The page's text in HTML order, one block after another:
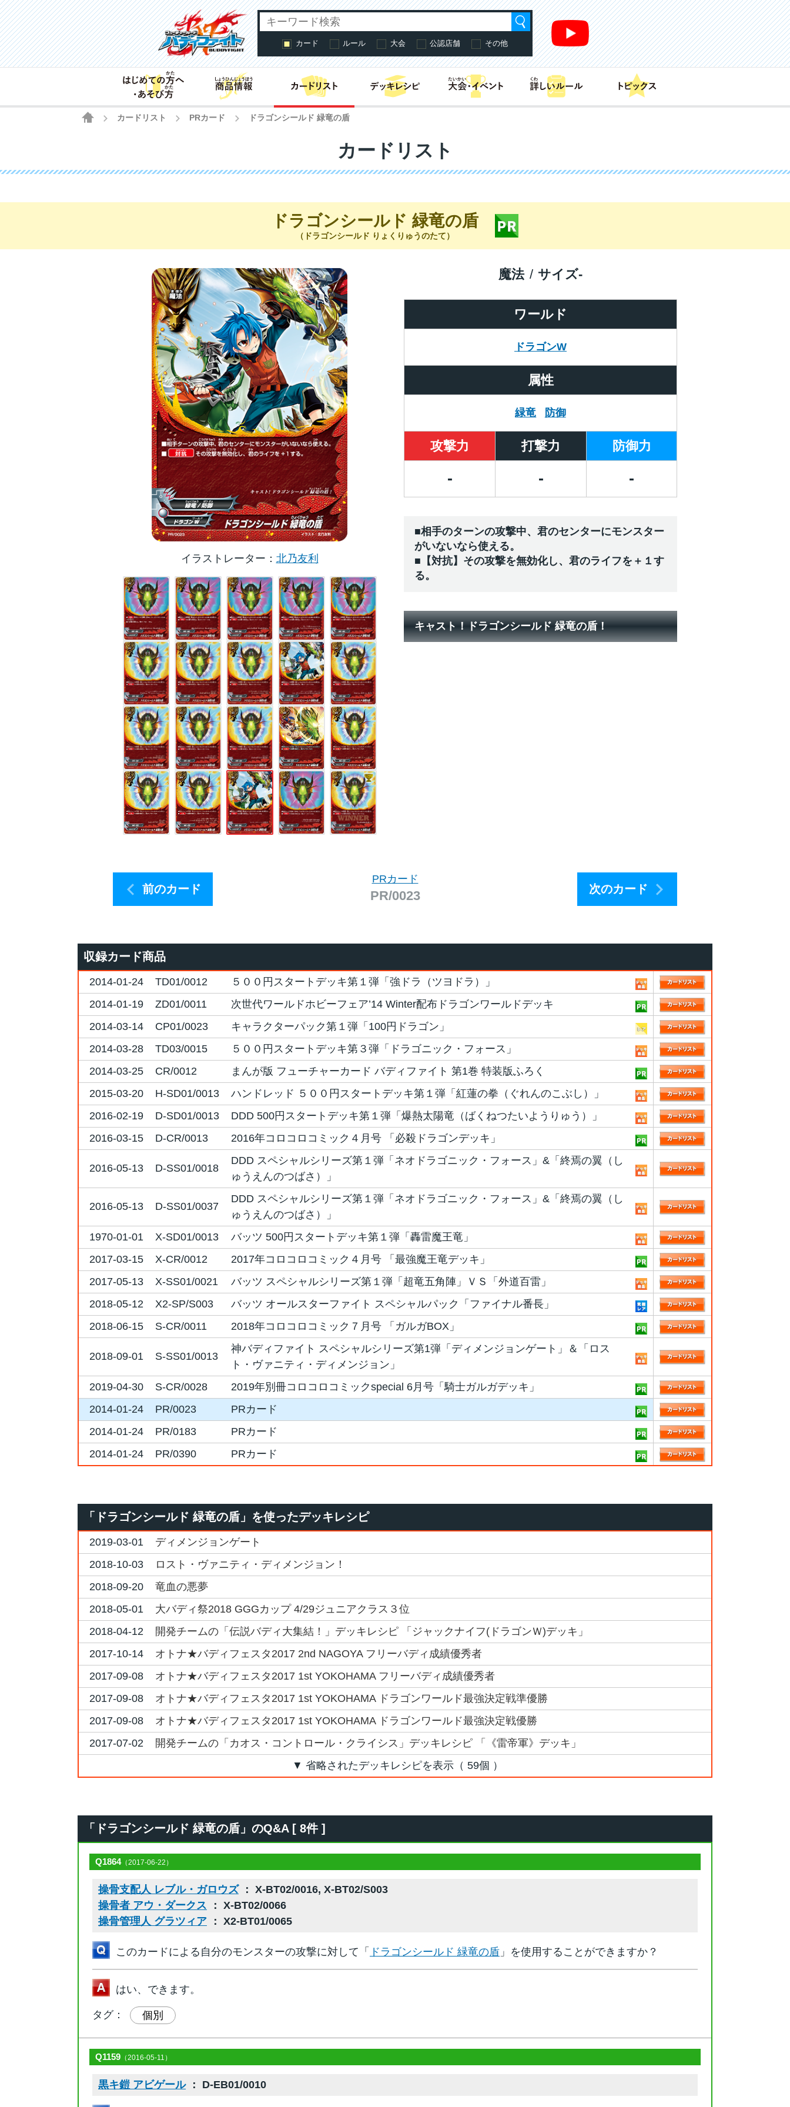
カード ルール 大会 公認店舗 その他
はじめての方へ・あそび方商品情報 カードリスト
HOME
カードリスト PRカード ドラゴンシールド 緑竜の盾
カードリスト
ドラゴンシールド 緑竜の盾
（ドラゴンシールド りょくりゅうのたて）
イラストレーター 北乃友利
ワールド
ドラゴンW
魔法 サイズ-
属性
緑竜 防御
攻撃力 打撃力 防御力
- - -
■相手のターンの攻撃中、君のセンターにモンスター
がいないなら使える。
■【対抗】その攻撃を無効化し、君のライフを＋１す
る。
キャスト！ドラゴンシールド 緑竜の盾！
前のカード
PRカード
PR/0023 次のカード
収録カード商品
2014-01-24 TD01/0012
５００円スタートデッキ第１弾「強ドラ（ツヨドラ）」
2014-01-19
ZD01/0011
次世代ワールドホビーフェア’14 Winter配布ドラゴンワールドデッキ
2014-03-14
CP01/0023
キャラクターパック第１弾「100円ドラゴン」
2014-03-28
TD03/0015
５００円スタートデッキ第３弾「ドラゴニック・フォース」
2014-03-25
CR/0012
まんが版 フューチャーカード バディファイト 第1巻 特装版ふろく
2015-03-20
H-SD01/0013
ハンドレッド ５００円スタートデッキ第１弾「紅蓮の拳（ぐれんのこぶし）」
2016-02-19
D-SD01/0013
DDD 500円スタートデッキ第１弾「爆熱太陽竜（ばくねつたいようりゅう）」
2016-03-15
D-CR/0013 2016年コロコロコミック４月号 「必殺ドラゴンデッキ」
2016-05-13 D-SS01/0018
DDD スペシャルシリーズ第１弾「ネオドラゴニック・フォース」&「終焉の翼（し
ゅうえんのつばさ）」
2016-05-13 D-SS01/0037
DDD スペシャルシリーズ第１弾「ネオドラゴニック・フォース」&「終焉の翼（し
ゅうえんのつばさ）」
1970-01-01
X-SD01/0013
バッツ 500円スタートデッキ第１弾「轟雷魔王竜」
2017-03-15
X-CR/0012
2017年コロコロコミック４月号 「最強魔王竜デッキ」
2017-05-13
X-SS01/0021
バッツ スペシャルシリーズ第１弾「超竜五角陣」ＶＳ「外道百雷」
2018-05-12
X2-SP/S003
バッツ オールスターファイト スペシャルパック「ファイナル番長」
2018-06-15
S-CR/0011 2018年コロコロコミック７月号 「ガルガBOX」
2018-09-01 S-SS01/0013
神バディファイト スペシャルシリーズ第1弾「ディメンジョンゲート」＆「ロス
ト・ヴァニティ・ディメンジョン」
2019-04-30
S-CR/0028
2019年別冊コロコロコミックspecial 6月号「騎士ガルガデッキ」
2014-01-24
PR/0023
PRカード
2014-01-24
PR/0183
PRカード
2014-01-24
PR/0390 PRカード
「ドラゴンシールド 緑竜の盾」を使ったデッキレシピ
2019-03-01
ディメンジョンゲート
2018-10-03
ロスト・ヴァニティ・ディメンジョン！
2018-09-20
竜血の悪夢
2018-05-01
大バディ祭2018 GGGカップ 4/29ジュニアクラス３位
2018-04-12
開発チームの「伝説バディ大集結！」デッキレシピ 「ジャックナイフ(ドラゴンＷ)デッキ」
2017-10-14
オトナ★バディフェスタ2017 2nd NAGOYA フリーバディ成績優秀者
2017-09-08
オトナ★バディフェスタ2017 1st YOKOHAMA フリーバディ成績優秀者
2017-09-08
オトナ★バディフェスタ2017 1st YOKOHAMA ドラゴンワールド最強決定戦準優勝
2017-09-08
オトナ★バディフェスタ2017 1st YOKOHAMA ドラゴンワールド最強決定戦優勝
2017-07-02
開発チームの「カオス・コントロール・クライシス」デッキレシピ 「《雷帝軍》デッキ」
▼ 省略されたデッキレシピを表示（ 59個 ）
「ドラゴンシールド 緑竜の盾」のQ&A [ 8件 ]
Q1864（2017-06-22）
操骨支配人 レブル・ガロウズ： X-BT02/0016, X-BT02/S003
操骨者 アウ・ダークス ： X-BT02/0066
操骨管理人 グラツィア ： X2-BT01/0065
このカードによる自分のモンスターの攻撃に対して「 ドラゴンシールド 緑竜の盾 」を使用することができますか？
はい、できます。
タグ： 個別
Q1159 （2016-05-11）
黒キ鎧 アビゲール： D-EB01/0010